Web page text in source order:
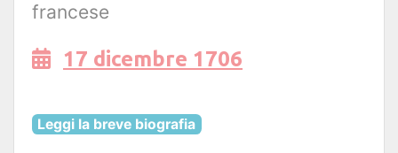
francese
17 dicembre 1706
Leggi la breve biografia